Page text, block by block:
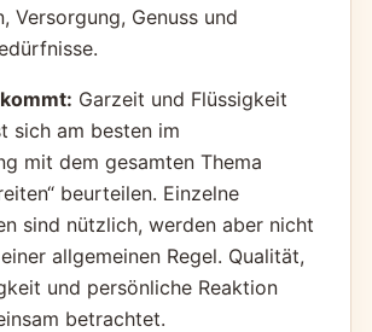
Versorgung, Genuss und
Garzeit und Flüssigkeit
sich am besten im
mit dem gesamten Thema
beurteilen. Einzelne
sind nützlich, werden aber nicht
allgemeinen Regel. Qualität,
und persönliche Reaktion
betrachtet.